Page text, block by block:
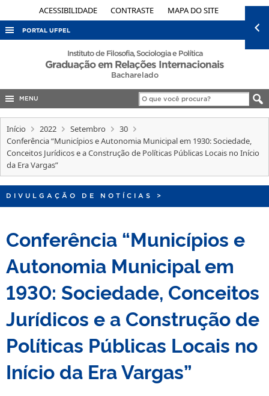
ACESSIBILIDADE CONTRASTE MAPA DO SITE
PORTAL UFPEL
ACESSO À INFORMAÇÃO
EDITAIS
INTERNACIONAL
PORTARIAS
Instituto de Filosofia, Sociologia e Política
Graduação em Relações Internacionais
Bacharelado
MENU
Início 2022 Setembro
30
Conferência “Municípios e Autonomia Municipal em 1930: Sociedade,
Conceitos Jurídicos e a Construção de Políticas Públicas Locais no Início
da Era Vargas”
DIVULGAÇÃO DE NOTÍCIAS >
Conferência “Municípios e
Autonomia Municipal em
1930: Sociedade, Conceitos
Jurídicos e a Construção de
Políticas Públicas Locais no
Início da Era Vargas”